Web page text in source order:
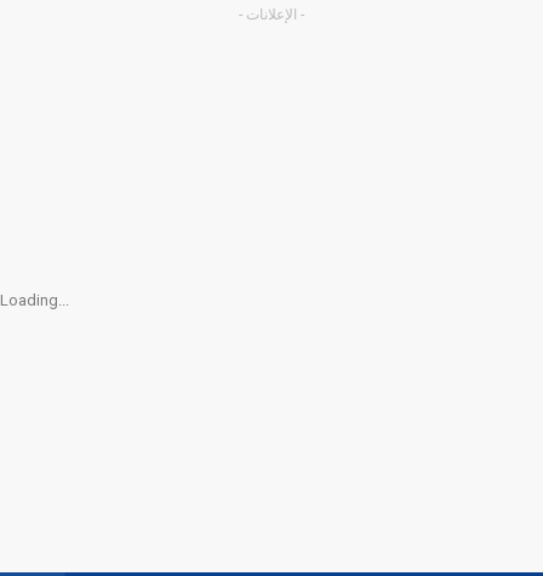
- الإعلانات -
Loading...